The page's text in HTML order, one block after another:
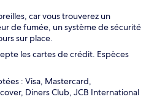
car vous trouverez un
de fumée, un système de sécurité
sur place.
les cartes de crédit. Espèces
: Visa, Mastercard,
Diners Club, JCB International